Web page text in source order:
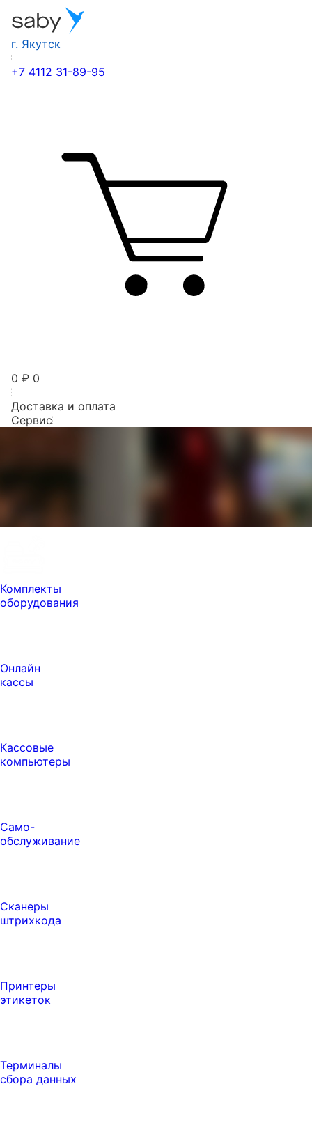
г. Якутск
+7 4112 31-89-95
0 ₽ 0
Доставка и оплата
Сервис
Комплекты
оборудования
Онлайн
кассы
Кассовые
компьютеры
Само-
обслуживание
Сканеры
штрихкода
Принтеры
этикеток
Терминалы
сбора данных